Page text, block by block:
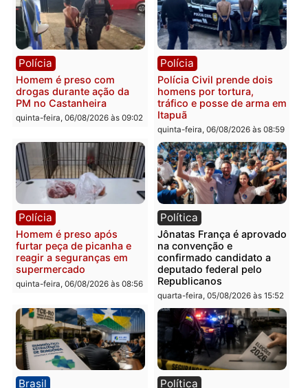
Polícia
Homem é esfaqueado no
tórax durante briga com
vizinho no bairro Ulysses
Guimarães
quinta-feira, 06/08/2026 às 09:24
Polícia
Três suspeitos ligados a
facção criminosa são
presos por receptação e
adulteração de veículos
em Porto Velho
quinta-feira, 06/08/2026 às
Polícia
Homem é preso com
drogas durante ação da
PM no Castanheira
quinta-feira, 06/08/2026 às 09:02
Polícia
Polícia Civil prende dois
homens por tortura,
tráfico e posse de arma
Itapuã
quinta-feira, 06/08/2026 às